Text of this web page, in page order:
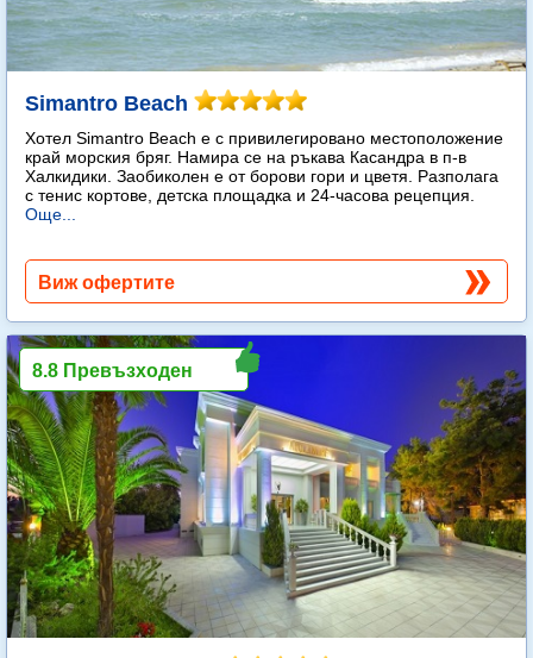
Simantro Beach
Хотел Simantro Beach е с привилегировано местоположение
край морския бряг. Намира се на ръкава Касандра в п-в
Халкидики. Заобиколен е от борови гори и цветя. Разполага
с тенис кортове, детска площадка и 24-часова рецепция.
Още...
Виж офертите
8.8 Превъзходен